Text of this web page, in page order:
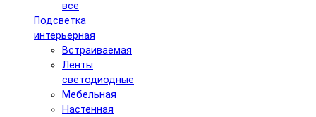
все
Подсветка
интерьерная
Встраиваемая
Ленты
светодиодные
Мебельная
Настенная